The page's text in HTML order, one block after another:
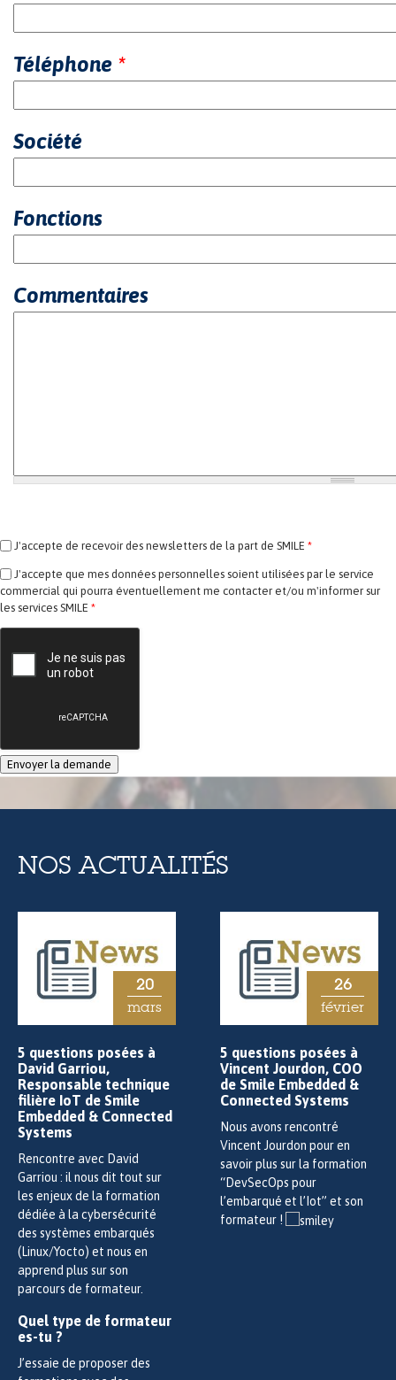
Téléphone *
Société
Fonctions
Commentaires
J'accepte de recevoir des newsletters de la part de SMILE *
J'accepte que mes données personnelles soient utilisées par le service
commercial qui pourra éventuellement me contacter et/ou m'informer sur
les services SMILE *
NOS ACTUALITÉS
20
mars
5 questions posées à
David Garriou,
Responsable technique
filière IoT de Smile
Embedded & Connected
Systems
Rencontre avec David
Garriou : il nous dit tout sur
les enjeux de la formation
dédiée à la cybersécurité
des systèmes embarqués
(Linux/Yocto) et nous en
apprend plus sur son
parcours de formateur.
Quel type de formateur
es-tu ?
J’essaie de proposer des
26
février
5 questions posées à
Vincent Jourdon, COO
de Smile Embedded &
Connected Systems
Nous avons rencontré
Vincent Jourdon pour en
savoir plus sur la formation
“DevSecOps pour
l’embarqué et l’Iot” et son
formateur !